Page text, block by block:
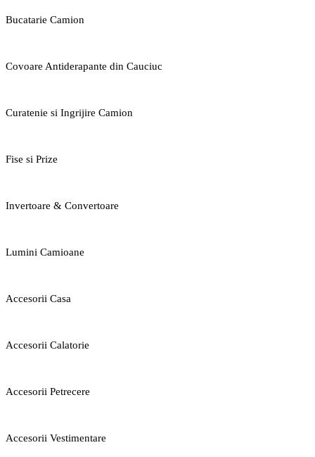
Bucatarie Camion
Covoare Antiderapante din Cauciuc
Curatenie si Ingrijire Camion
Fise si Prize
Invertoare & Convertoare
Lumini Camioane
Accesorii Casa
Accesorii Calatorie
Accesorii Petrecere
Accesorii Vestimentare